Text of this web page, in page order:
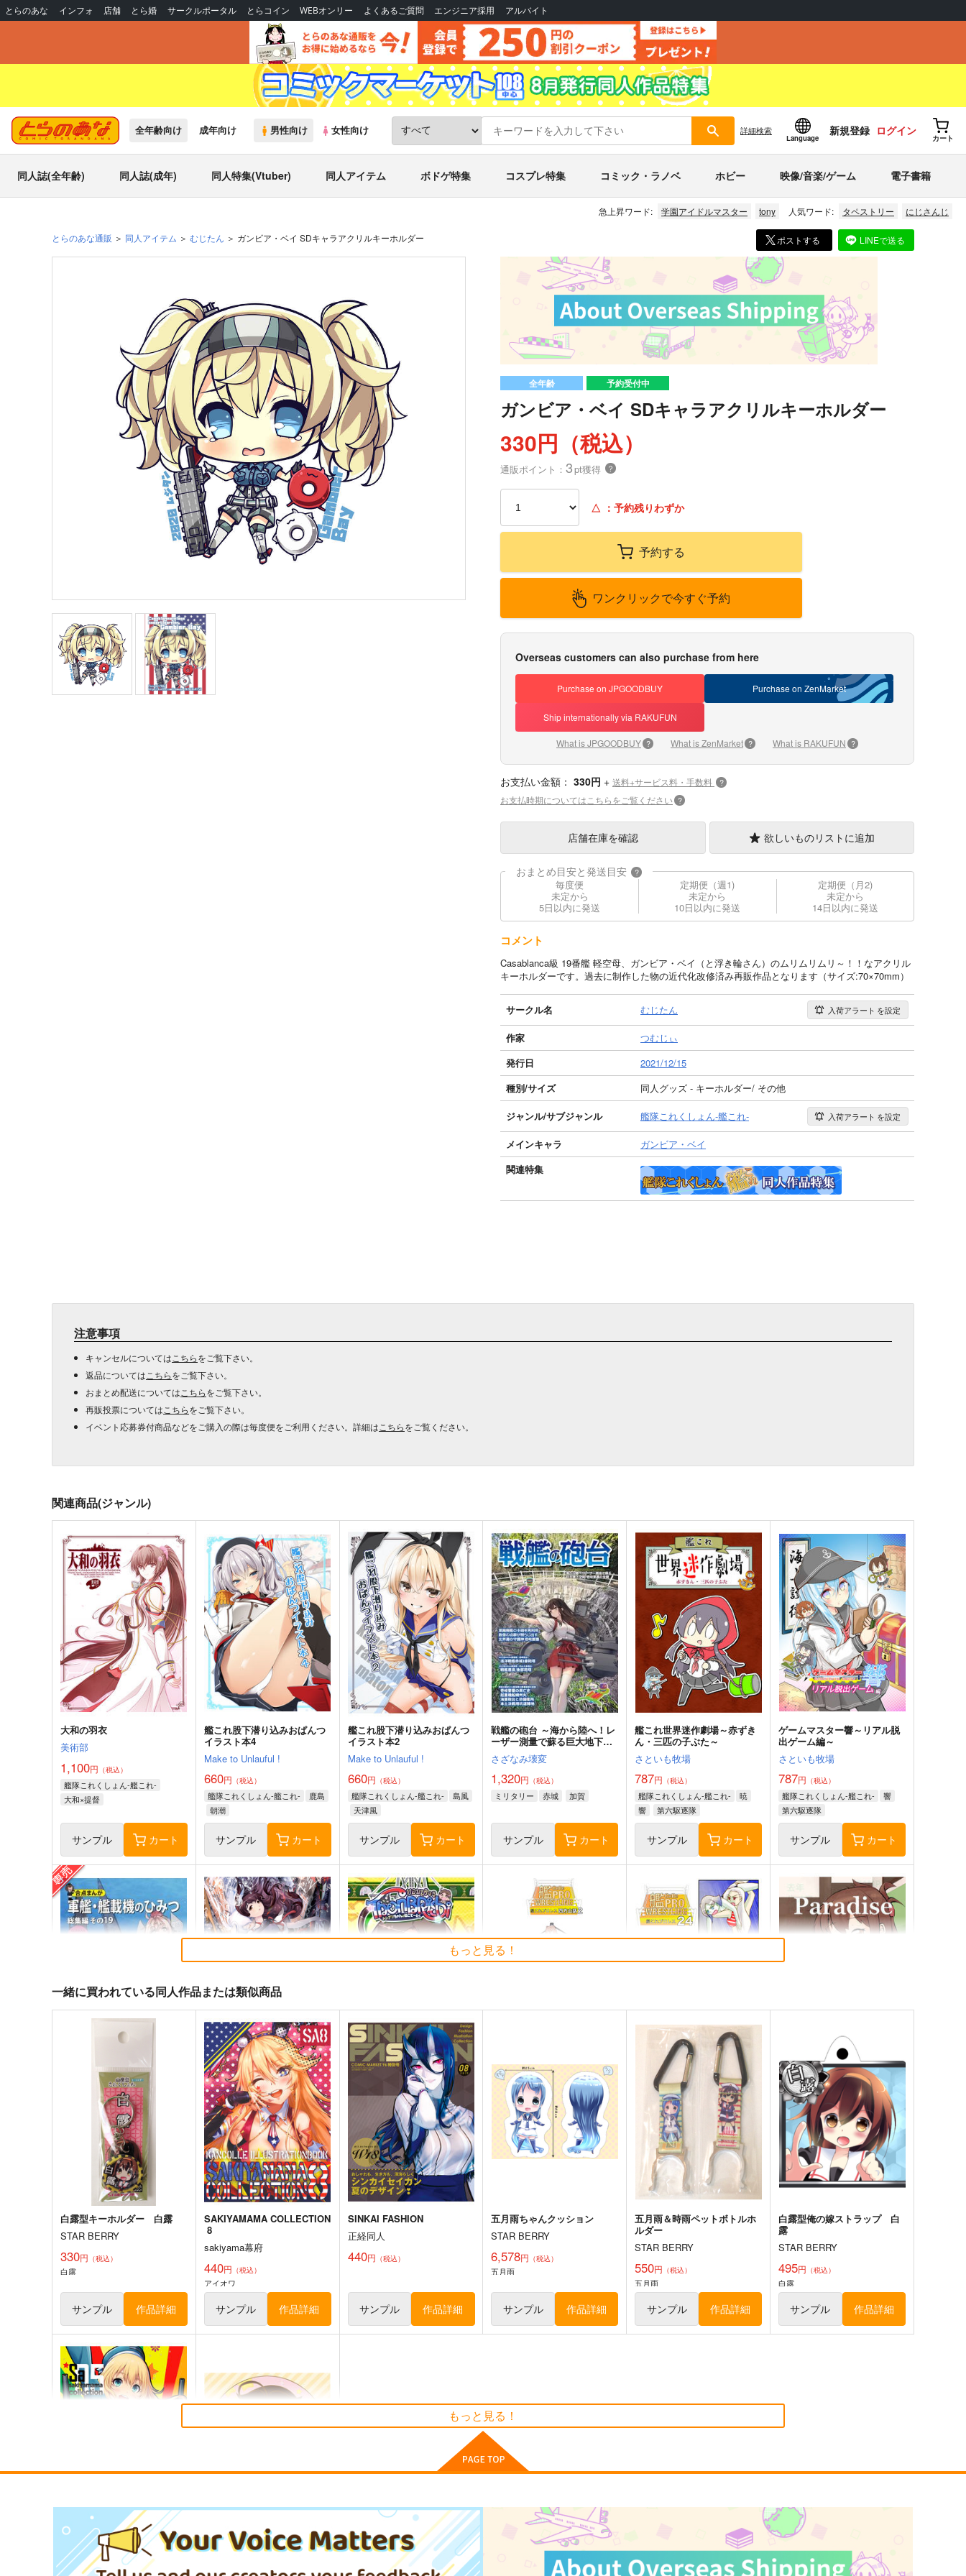
とらのあな インフォ 店舗 とら婚 サークルポータル とらコイン WEBオンリー よくあるご質問 エンジニア採用 アルバイト
全年齢向け 成年向け 男性向け 女性向け 詳細検索
Language
新規登録 ログイン
カート
同人誌(全年齢) 同人誌(成年) 同人特集(Vtuber) 同人アイテム ボドゲ特集 コスプレ特集 コミック・ラノベ ホビー 映像/音楽/ゲーム 電子書籍
急上昇ワード: 学園アイドルマスター tony 人気ワード: タペストリー にじさんじ
とらのあな通販 同人アイテム むじたん ガンビア・ベイ SDキャラアクリルキーホルダー ポストする LINEで送る
全年齢 予約受付中
ガンビア・ベイ SDキャラアクリルキーホルダー
330円（税込）
通販ポイント： 3pt獲得 ？
△ ：予約残りわずか
予約する
ワンクリックで今すぐ予約
Overseas customers can also purchase from here
Purchase on JPGOODBUY Purchase on ZenMarket
Ship internationally via RAKUFUN
What is JPGOODBUY ? What is ZenMarket ? What is RAKUFUN ?
お支払い金額： 330円 + 送料+サービス料・手数料 ?
お支払時期についてはこちらをご覧ください ?
店舗在庫を確認 欲しいものリストに追加
おまとめ目安と発送目安 ?
毎度便
未定から
5日以内に発送
定期便（週1)
未定から
10日以内に発送
定期便（月2)
未定から
14日以内に発送
コメント
Casablanca級 19番艦 軽空母、ガンビア・ベイ（と浮き輪さん）のムリムリムリ～！！なアクリル
キーホルダーです。過去に制作した物の近代化改修済み再販作品となります（サイズ:70×70mm）
サークル名 むじたん 入荷アラート を設定
作家
つむじぃ
発行日
2021/12/15
種別/サイズ
同人グッズ - キーホルダー/ その他
ジャンル/サブジャンル 艦隊これくしょん-艦これ- 入荷アラート を設定
メインキャラ
ガンビア・ベイ
関連特集
注意事項
キャンセルについては こちらをご覧下さい。
返品については こちらをご覧下さい。
おまとめ配送については こちらをご覧下さい。
再販投票については こちらをご覧下さい。
イベント応募券付商品などをご購入の際は毎度便をご利用ください。詳細は こちらをご覧ください。
関連商品(ジャンル)
大和の羽衣
美術部
1,100円 （税込）
艦隊これくしょん-艦これ-
大和×提督
サンプル カート
艦これ股下潜り込みおぱんつ
イラスト本4
Make to Unlauful !
660円 （税込）
艦隊これくしょん-艦これ-
鹿島
朝潮
サンプル カート
艦これ股下潜り込みおぱんつ
イラスト本2
Make to Unlauful !
660円 （税込）
艦隊これくしょん-艦これ-
島風
天津風
サンプル カート
戦艦の砲台 ～海から陸へ！レ
ーザー測量で蘇る巨大地下空
間・壱岐要塞の全貌
さざなみ壊変
1,320円 （税込）
ミリタリー 赤城 加賀
サンプル カート
艦これ世界迷作劇場～赤ずき
ん・三匹の子ぶた～
さといも牧場
787円 （税込）
艦隊これくしょん-艦これ-
暁
響
第六駆逐隊
サンプル カート
ゲームマスター響～リアル脱
出ゲーム編～
さといも牧場
787円 （税込）
艦隊これくしょん-艦これ-
響
第六駆逐隊
サンプル カート
軍艦・艦載機のひみつ 総集編
EINSATZ GRUPPE ＆
MANITOU
1,100円（税込）
艦隊これくしょん-艦これ-
サンプル カート
気高き者達の碑
帝國交響楽団
1,870円（税込）
艦隊これくしょん-艦これ-
赤城
加賀
飛龍
サンプル カート
Thonbricchi～トンブリちゃ
んとねこてーとく
KURONEKO-WORK's-くろね
こわぁくす-
660円（税込）
艦隊これくしょん-艦これ-
トンブリ
明石 大淀
サンプル カート
艦これプロレス 四方山話２
Mystic Lab
660 円（税込）
艦隊これくしょん-艦これ-
暁
空母ヲ級
艦これプロレス24
Mystic Lab
2,200円（税込）
艦隊これくしょん-艦これ-
天龍
那珂
サンプル カート
去年ルノアール鎮守府で～
Paradise of Thunder～
小書会
550円（税込）
艦隊これくしょん-艦これ- 電
サンプル カート サンプル カート
専売 1,100円（税込）
サンプル カート
妙齢型重巡伝 残念だよ!!足柄
さん(47)
HYPER BRAND
サンプル カート
もっと見る！
一緒に買われている同人作品または類似商品
白露型キーホルダー 白露
STAR BERRY
330円 （税込）
白露
サンプル 作品詳細
SAKIYAMAMA COLLECTION
8
sakiyama幕府
440円 （税込）
アイオワ
サンプル 作品詳細
SINKAI FASHION
正経同人
440円 （税込）
サンプル 作品詳細
五月雨ちゃんクッション
STAR BERRY
6,578円 （税込）
五月雨
サンプル 作品詳細
五月雨＆時雨ペットボトルホ
ルダー
STAR BERRY
550円 （税込）
五月雨
サンプル 作品詳細
白露型俺の嫁ストラップ 白
露
STAR BERRY
495円 （税込）
白露
サンプル 作品詳細
SAKIYAMAMA COLECTION
VOL.5
sakiyama幕府
白露型缶バッジ２ 時雨
もっと見る！